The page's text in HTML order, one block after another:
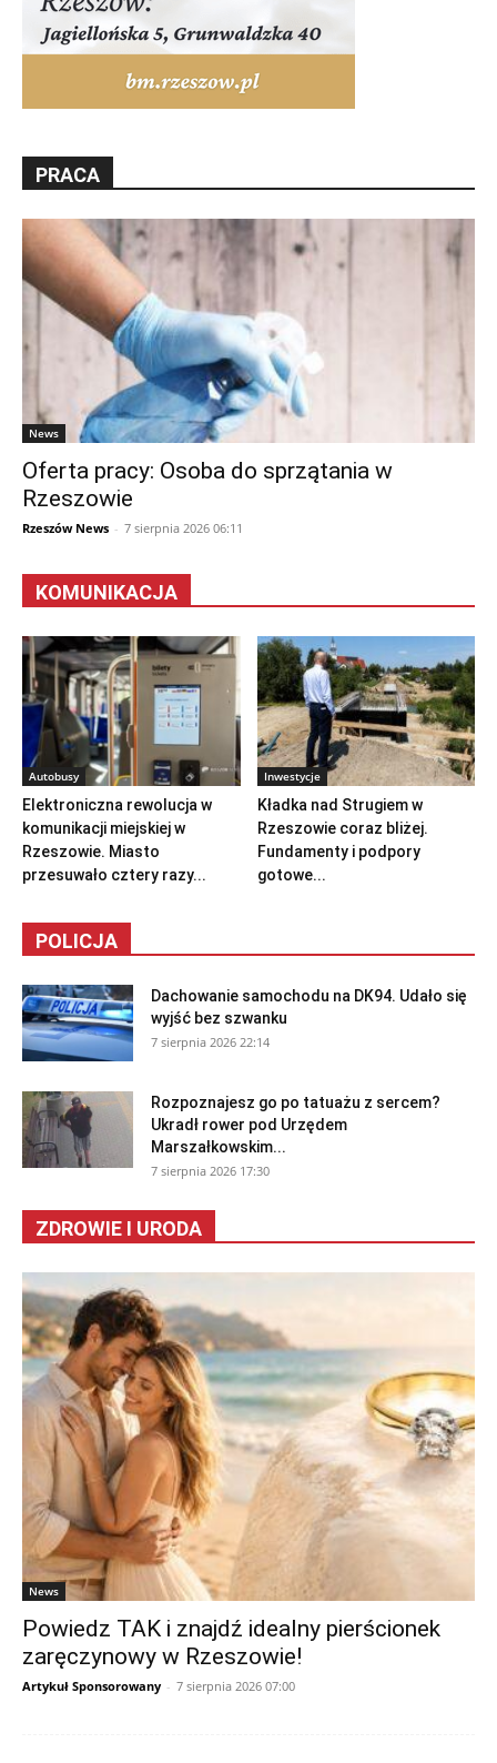
PRACA
News
Oferta pracy: Osoba do sprzątania w
Rzeszowie
Rzeszów News - 7 sierpnia 2026 06:11
KOMUNIKACJA
Autobusy
Elektroniczna rewolucja w
komunikacji miejskiej w
Rzeszowie. Miasto
przesuwało cztery razy...
Inwestycje
Kładka nad Strugiem w
Rzeszowie coraz bliżej.
Fundamenty i podpory
gotowe...
POLICJA
Dachowanie samochodu na DK94. Udało się
wyjść bez szwanku
7 sierpnia 2026 22:14
Rozpoznajesz go po tatuażu z sercem?
Ukradł rower pod Urzędem
Marszałkowskim...
7 sierpnia 2026 17:30
ZDROWIE I URODA
News
Powiedz TAK i znajdź idealny pierścionek
zaręczynowy w Rzeszowie!
Artykuł Sponsorowany - 7 sierpnia 2026 07:00